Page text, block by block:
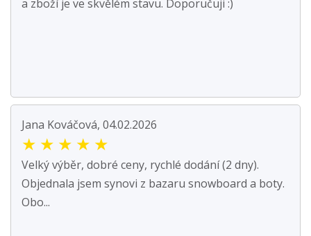
a zboží je ve skvělém stavu. Doporučuji :)
Jana Kováčová, 04.02.2026
★ ★ ★ ★ ★
Velký výběr, dobré ceny, rychlé dodání (2 dny).
Objednala jsem synovi z bazaru snowboard a boty.
Obo...